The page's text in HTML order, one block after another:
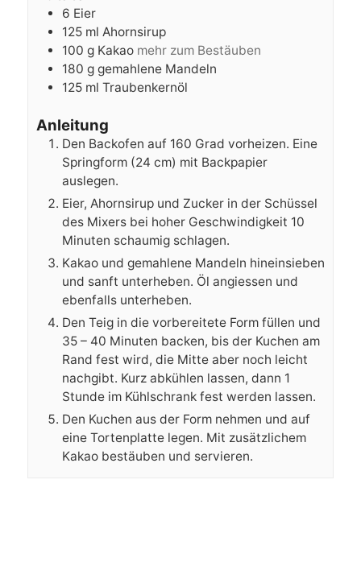
6 Eier
125 ml Ahornsirup
100 g Kakao mehr zum Bestäuben
180 g gemahlene Mandeln
125 ml Traubenkernöl
Anleitung
Den Backofen auf 160 Grad vorheizen. Eine
Springform (24 cm) mit Backpapier
auslegen.
Eier, Ahornsirup und Zucker in der Schüssel
des Mixers bei hoher Geschwindigkeit 10
Minuten schaumig schlagen.
Kakao und gemahlene Mandeln hineinsieben
und sanft unterheben. Öl angiessen und
ebenfalls unterheben.
Den Teig in die vorbereitete Form füllen und
35 – 40 Minuten backen, bis der Kuchen am
Rand fest wird, die Mitte aber noch leicht
nachgibt. Kurz abkühlen lassen, dann 1
Stunde im Kühlschrank fest werden lassen.
Den Kuchen aus der Form nehmen und auf
eine Tortenplatte legen. Mit zusätzlichem
Kakao bestäuben und servieren.